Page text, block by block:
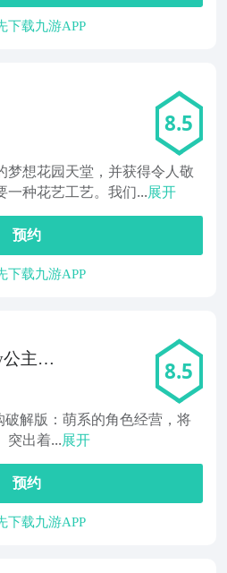
下载九游APP
8.5
梦想花园天堂，并获得令人敬
一种花艺工艺。我们...展开
预约
下载九游APP
主花
8.5
解版：萌系的角色经营，将
突出着...展开
预约
下载九游APP